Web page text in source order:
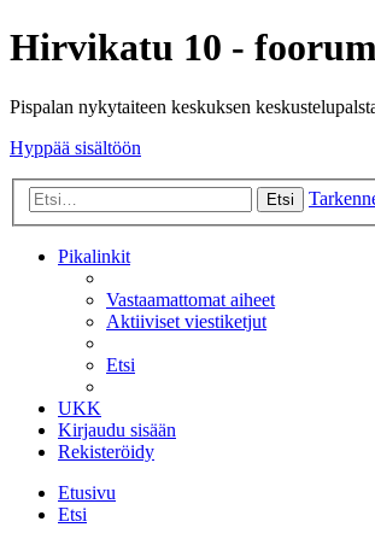
Hirvikatu 10 -
Pispalan nykytaiteen keskuksen
Hyppää sisältöön
Etsi
Pikalinkit
Vastaamattomat aiheet
Aktiiviset viestiketjut
Etsi
UKK
Kirjaudu sisään
Rekisteröidy
Etusivu
Etsi